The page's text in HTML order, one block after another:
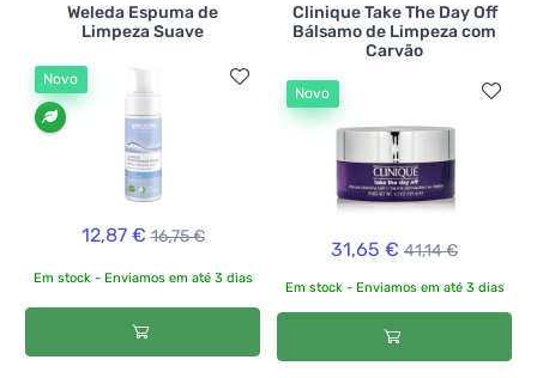
Weleda Espuma de
Limpeza Suave
Novo
12,87 € 16,75 €
Em stock - Enviamos em até 3 dias
Clinique Take The Day Off
Bálsamo de Limpeza com
Carvão
Novo
31,65 € 41,14 €
Em stock - Enviamos em até 3 dias